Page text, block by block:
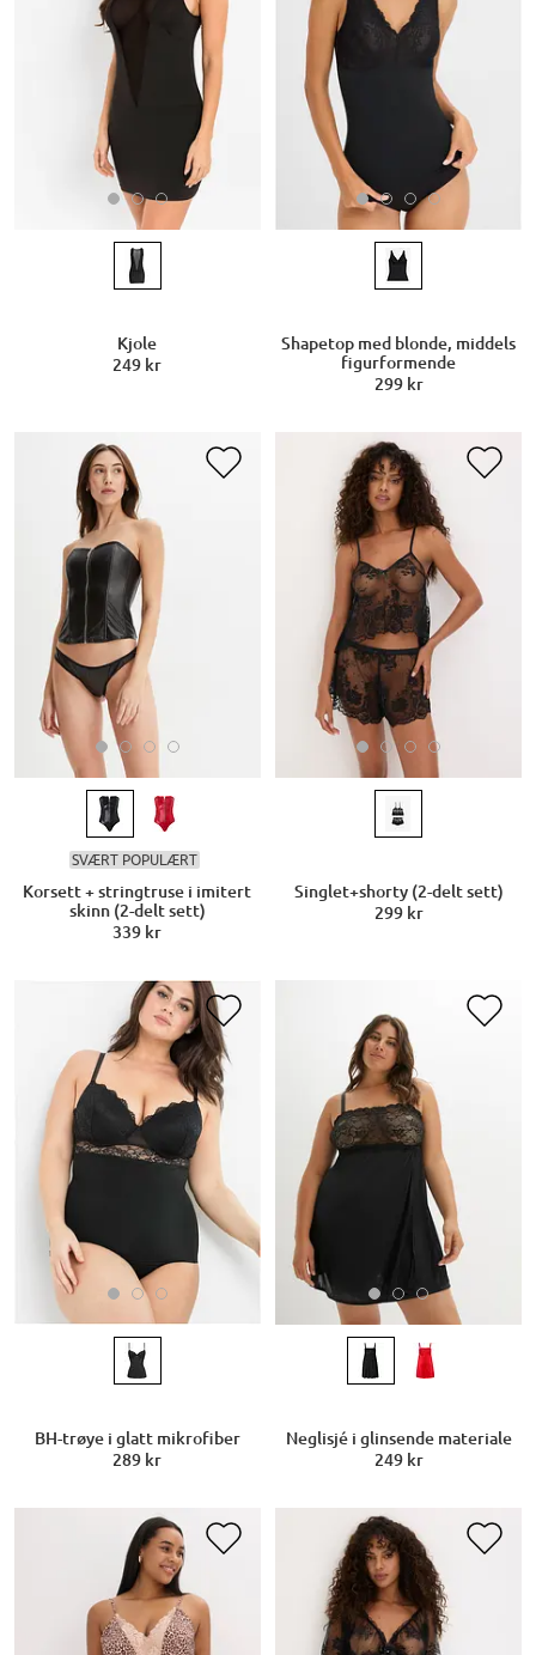
Kjole
249 kr
Shapetop med blonde, middels
figurformende
299 kr
SVÆRT POPULÆRT
Korsett + stringtruse i imitert
skinn (2-delt sett)
339 kr
Singlet+shorty (2-delt sett)
299 kr
BH-trøye i glatt mikrofiber
289 kr
Neglisjé i glinsende materiale
249 kr